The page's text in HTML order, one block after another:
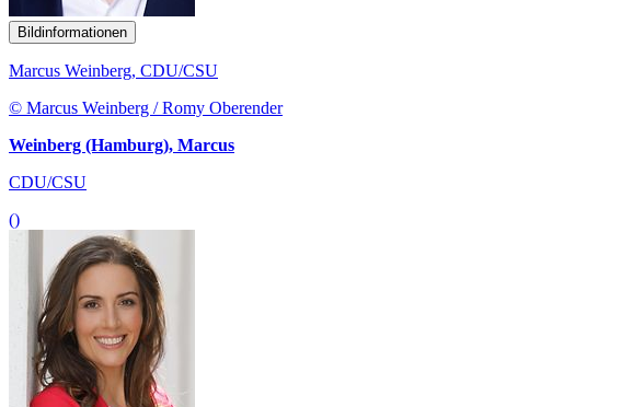
Bildinformationen
Marcus Weinberg, CDU/CSU
© Marcus Weinberg / Romy Oberender
Weinberg (Hamburg), Marcus
CDU/CSU
()